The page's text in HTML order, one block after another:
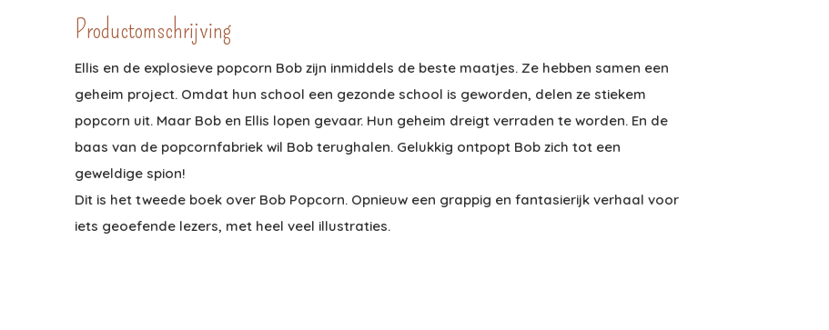
Productomschrijving
Ellis en de explosieve popcorn Bob zijn inmiddels de beste maatjes. Ze hebben samen een
geheim project. Omdat hun school een gezonde school is geworden, delen ze stiekem
popcorn uit. Maar Bob en Ellis lopen gevaar. Hun geheim dreigt verraden te worden. En de
baas van de popcornfabriek wil Bob terughalen. Gelukkig ontpopt Bob zich tot een
geweldige spion!
Dit is het tweede boek over Bob Popcorn. Opnieuw een grappig en fantasierijk verhaal voor
iets geoefende lezers, met heel veel illustraties.